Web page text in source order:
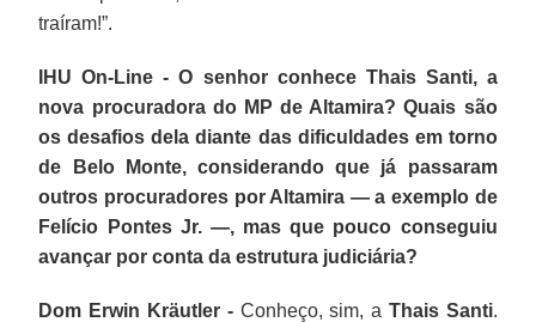
traíram!”.
IHU On-Line - O senhor conhece Thais Santi, a
nova procuradora do MP de Altamira? Quais são
os desafios dela diante das dificuldades em torno
de Belo Monte, considerando que já passaram
outros procuradores por Altamira — a exemplo de
Felício Pontes Jr. —, mas que pouco conseguiu
avançar por conta da estrutura judiciária?
Dom Erwin Kräutler -Conheço, sim, a Thais Santi.